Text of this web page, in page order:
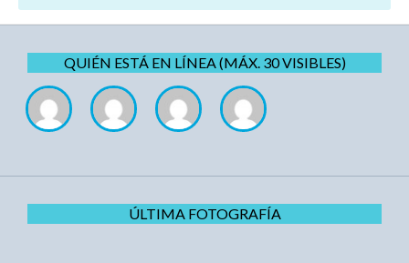
QUIÉN ESTÁ EN LÍNEA (MÁX. 30 VISIBLES)
ÚLTIMA FOTOGRAFÍA